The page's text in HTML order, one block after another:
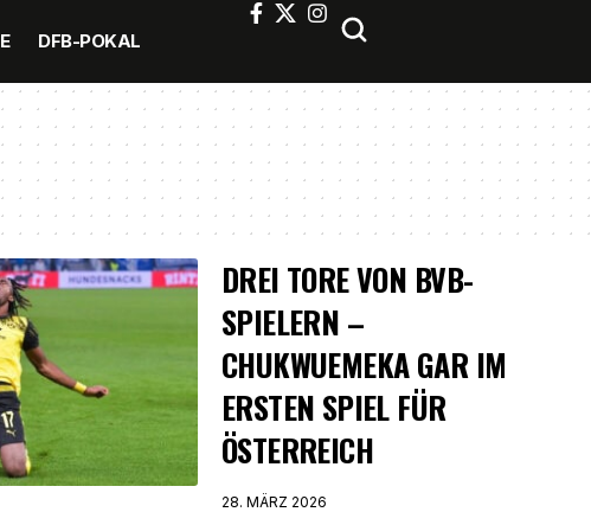
DFB-POKAL
DREI TORE VON BVB-
SPIELERN –
CHUKWUEMEKA GAR IM
ERSTEN SPIEL FÜR
ÖSTERREICH
28. MÄRZ 2026